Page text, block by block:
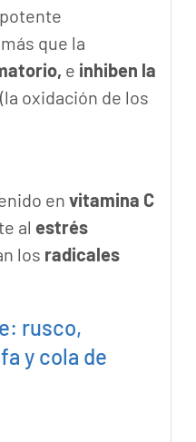
que la
e inhiben la
(la oxidación de los
en vitamina C
al estrés
los radicales
rusco,
y cola de